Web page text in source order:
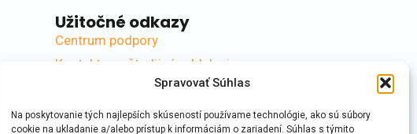
Spravovať Súhlas
Na poskytovanie tých najlepších skúseností používame technológie, ako sú súbory
cookie na ukladanie a/alebo prístup k informáciám o zariadení. Súhlas s týmito
Užitočné odkazy
Centrum podpory
Kontakty na študijné oddelenia
Školné a poplatky
Univerzitná knižnica